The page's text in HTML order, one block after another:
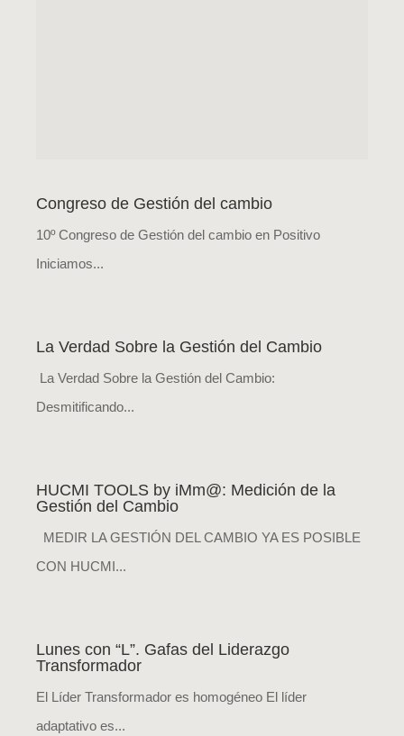
Congreso de Gestión del cambio
10º Congreso de Gestión del cambio en Positivo
Iniciamos...
La Verdad Sobre la Gestión del Cambio
La Verdad Sobre la Gestión del Cambio:
Desmitificando...
HUCMI TOOLS by iMm@: Medición de la
Gestión del Cambio
MEDIR LA GESTIÓN DEL CAMBIO YA ES POSIBLE
CON HUCMI...
Lunes con “L”. Gafas del Liderazgo
Transformador
El Líder Transformador es homogéneo El líder
adaptativo es...